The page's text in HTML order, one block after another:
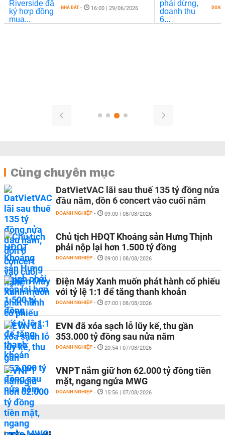
NHÀ ĐẤT - 16:00 | 29/06/2026
Cùng chuyên mục
DatVietVAC lãi sau thuế 135 tỷ đồng nửa
đầu năm, dồn 6 concert vào cuối năm
DOANH NGHIỆP - 09:00 | 08/08/2026
Chủ tịch HĐQT Khoáng sản Hưng Thịnh
phải nộp lại hơn 1.500 tỷ đồng
DOANH NGHIỆP - 09:00 | 08/08/2026
Điện Máy Xanh muốn phát hành cổ phiếu
với tỷ lệ 1:1 để tăng thanh khoản
DOANH NGHIỆP - 07:00 | 08/08/2026
EVN đã xóa sạch lỗ lũy kế, thu gần
353.000 tỷ đồng sau nửa năm
DOANH NGHIỆP - 20:54 | 07/08/2026
VNPT nắm giữ hơn 62.000 tỷ đồng tiền
mặt, ngang ngửa MWG
DOANH NGHIỆP - 15:56 | 07/08/2026